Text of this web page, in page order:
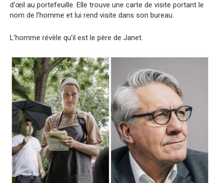
d’œil au portefeuille. Elle trouve une carte de visite portant le
nom de l’homme et lui rend visite dans son bureau.
L’homme révèle qu’il est le père de Janet.